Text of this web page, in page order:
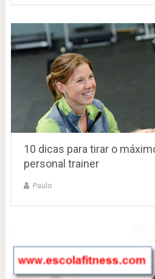
10 dicas para tirar o
personal trainer
Paulo